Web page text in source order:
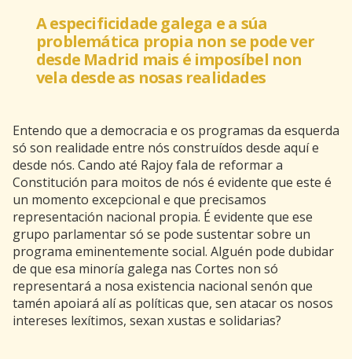
A especificidade galega e a súa
problemática propia non se pode ver
desde Madrid mais é imposíbel non
vela desde as nosas realidades
Entendo que a democracia e os programas da esquerda
só son realidade entre nós construídos desde aquí e
desde nós. Cando até Rajoy fala de reformar a
Constitución para moitos de nós é evidente que este é
un momento excepcional e que precisamos
representación nacional propia. É evidente que ese
grupo parlamentar só se pode sustentar sobre un
programa eminentemente social. Alguén pode dubidar
de que esa minoría galega nas Cortes non só
representará a nosa existencia nacional senón que
tamén apoiará alí as políticas que, sen atacar os nosos
intereses lexítimos, sexan xustas e solidarias?